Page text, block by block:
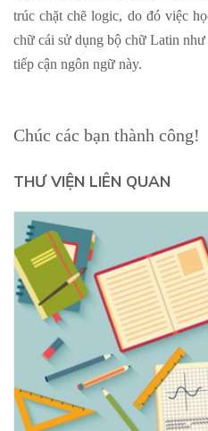
trúc chặt chẽ logic, do đó việc
chữ cái sử dụng bộ chữ Latin
tiếp cận ngôn ngữ này.
Chúc các bạn thành công!
THƯ VIỆN LIÊN QUAN